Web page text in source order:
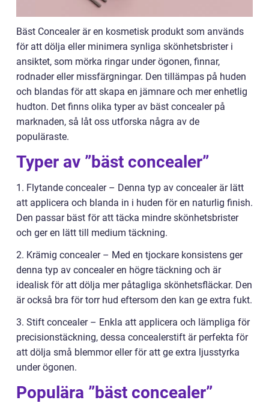
Bäst Concealer är en kosmetisk produkt som används
för att dölja eller minimera synliga skönhetsbrister i
ansiktet, som mörka ringar under ögonen, finnar,
rodnader eller missfärgningar. Den tillämpas på huden
och blandas för att skapa en jämnare och mer enhetlig
hudton. Det finns olika typer av bäst concealer på
marknaden, så låt oss utforska några av de
populäraste.
Typer av ”bäst concealer”
1. Flytande concealer – Denna typ av concealer är lätt
att applicera och blanda in i huden för en naturlig finish.
Den passar bäst för att täcka mindre skönhetsbrister
och ger en lätt till medium täckning.
2. Krämig concealer – Med en tjockare konsistens ger
denna typ av concealer en högre täckning och är
idealisk för att dölja mer påtagliga skönhetsfläckar. Den
är också bra för torr hud eftersom den kan ge extra fukt.
3. Stift concealer – Enkla att applicera och lämpliga för
precisionstäckning, dessa concealerstift är perfekta för
att dölja små blemmor eller för att ge extra ljusstyrka
under ögonen.
Populära ”bäst concealer”